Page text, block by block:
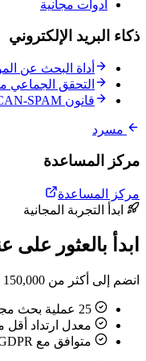
أدوات مجانية
ذكاء البريد الإلكتروني
أداة البحث عن
التحقق الجماعي
قانون CAN-SPAM
مسرد
مركز المساعدة
مركز المساعدة
ابدأ التجربة المجانية
ابدأ بالعثور على
انضم إلى أكثر من 150,000 محترف يثقون بـ Tomba للحصول على بيانات اتصال دقيقة. بدون بطاقة ائتمان.
معدل ارتداد أقل من
متوافق مع GDPR